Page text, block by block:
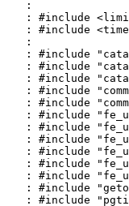
:
: #include
: #include
:
: #include
: #include
: #include
: #include
: #include
: #include
: #include
: #include
: #include
: #include
: #include
: #include
: #include